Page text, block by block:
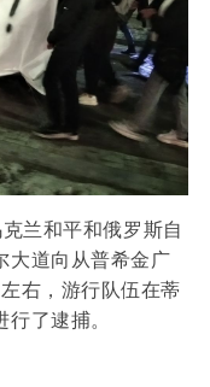
兰和平和俄罗斯自
大道向从普希金广
右，游行队伍在蒂
了逮捕。